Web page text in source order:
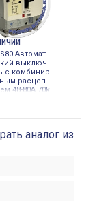
Автомат
выключ
с комбинир
расцеп
48-80А 70k
аналог из